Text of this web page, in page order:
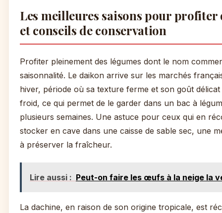
Les meilleures saisons pour profiter
et conseils de conservation
Profiter pleinement des légumes dont le nom
saisonnalité. Le daikon arrive sur les marchés
hiver, période où sa texture ferme et son goût
froid, ce qui permet de le garder dans un bac à
plusieurs semaines. Une astuce pour ceux qui en
stocker en cave dans une caisse de sable sec, une
à préserver la fraîcheur.
Lire aussi : Peut-on faire les œufs à la neige la
La dachine, en raison de son origine tropicale, est